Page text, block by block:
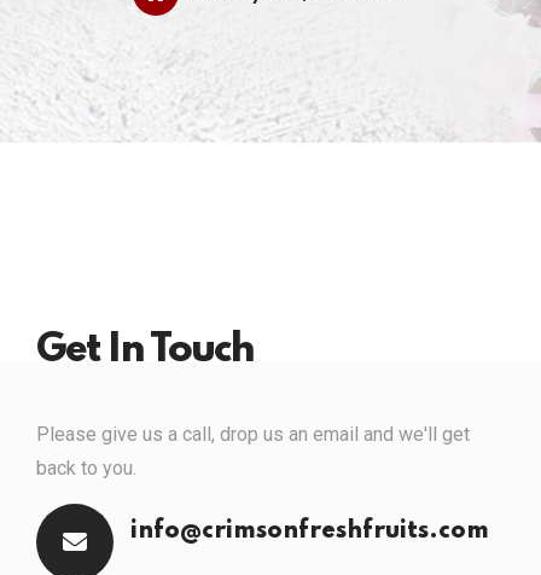
Get In Touch
Please give us a call, drop us an email and we'll get
back to you.
info@crimsonfreshfruits.com